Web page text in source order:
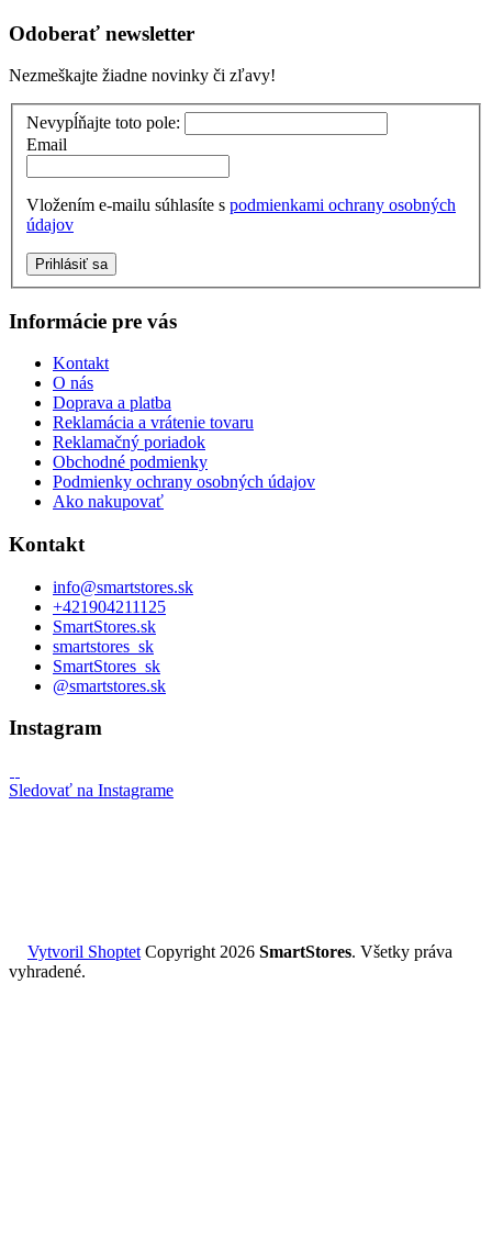
Odoberať newsletter
Nezmeškajte žiadne novinky či zľavy!
Nevypĺňajte toto pole:
Email
Vložením e-mailu súhlasíte s podmienkami ochrany osobných
údajov
Prihlásiť sa
Informácie pre vás
Kontakt
O nás
Doprava a platba
Reklamácia a vrátenie tovaru
Reklamačný poriadok
Obchodné podmienky
Podmienky ochrany osobných údajov
Ako nakupovať
Kontakt
info@smartstores.sk
+421904211125
SmartStores.sk
smartstores_sk
SmartStores_sk
@smartstores.sk
Instagram
Sledovať na Instagrame
Vytvoril Shoptet Copyright 2026 SmartStores. Všetky práva
vyhradené.